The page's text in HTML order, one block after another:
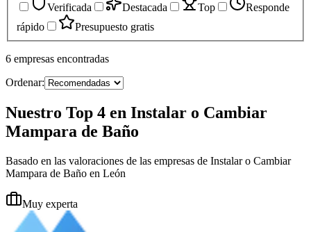
Verificada
Destacada Top
Responde
rápido
Presupuesto gratis
6 empresas encontradas
Ordenar:
Nuestro Top 4 en Instalar o Cambiar
Mampara de Baño
Basado en las valoraciones de las empresas de Instalar o Cambiar
Mampara de Baño en León
Muy experta